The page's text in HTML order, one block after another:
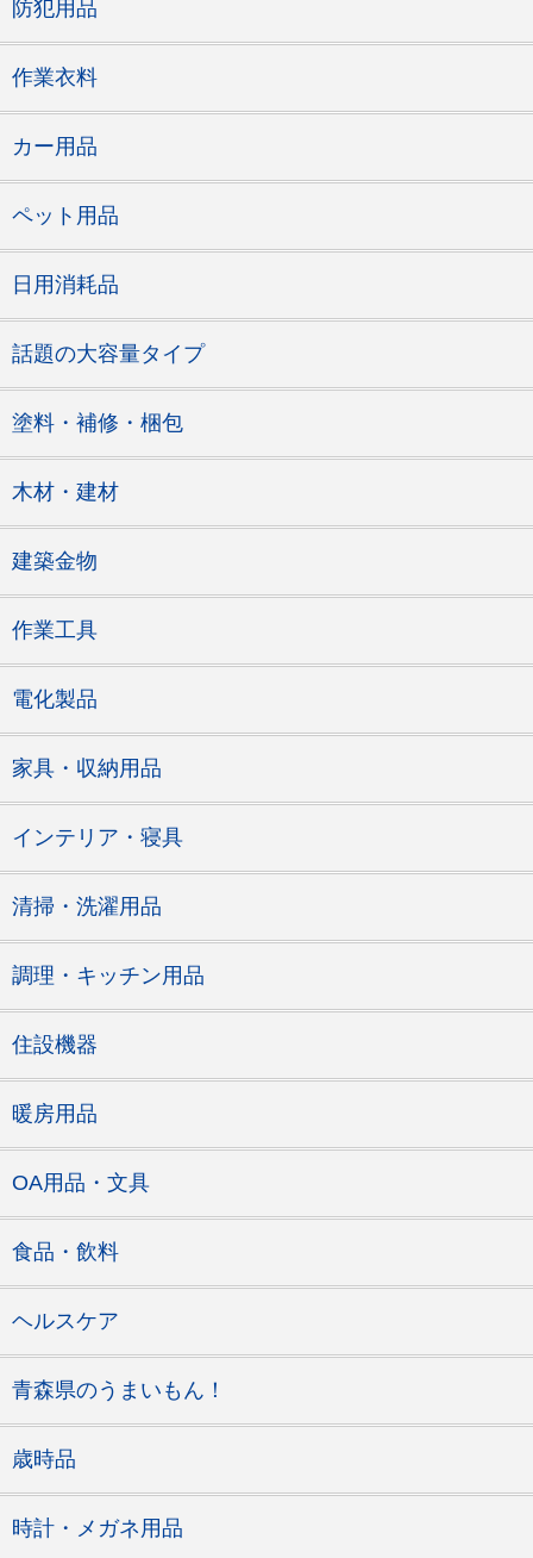
防犯用品
作業衣料
カー用品
ペット用品
日用消耗品
話題の大容量タイプ
塗料・補修・梱包
木材・建材
建築金物
作業工具
電化製品
家具・収納用品
インテリア・寝具
清掃・洗濯用品
調理・キッチン用品
住設機器
暖房用品
OA用品・文具
食品・飲料
ヘルスケア
青森県のうまいもん！
歳時品
時計・メガネ用品